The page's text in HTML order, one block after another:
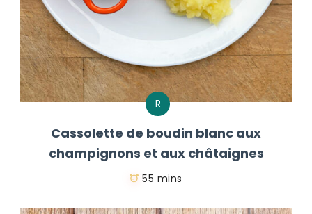
R
Cassolette de boudin blanc aux
champignons et aux châtaignes
55 mins